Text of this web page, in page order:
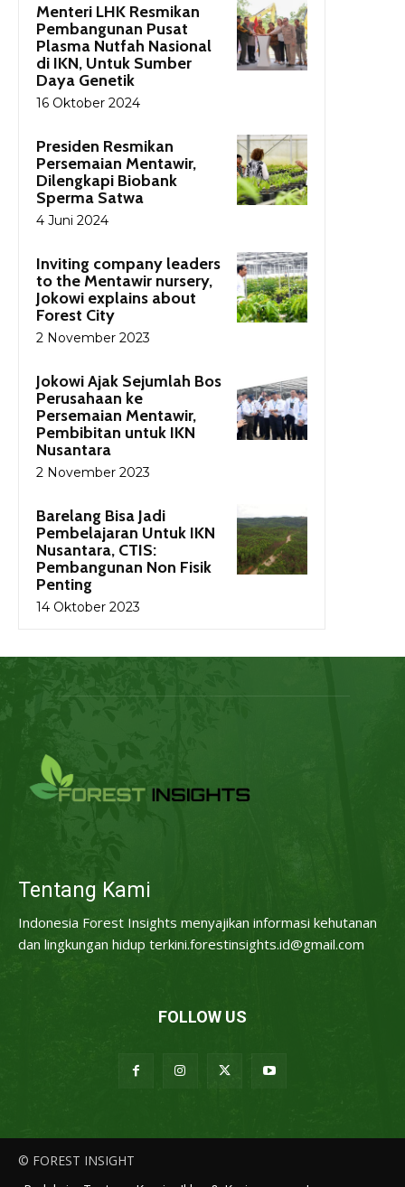
Menteri LHK Resmikan
Pembangunan Pusat
Plasma Nutfah Nasional
di IKN, Untuk Sumber
Daya Genetik
16 Oktober 2024
Presiden Resmikan
Persemaian Mentawir,
Dilengkapi Biobank
Sperma Satwa
4 Juni 2024
Inviting company leaders
to the Mentawir nursery,
Jokowi explains about
Forest City
2 November 2023
Jokowi Ajak Sejumlah Bos
Perusahaan ke
Persemaian Mentawir,
Pembibitan untuk IKN
Nusantara
2 November 2023
Barelang Bisa Jadi
Pembelajaran Untuk IKN
Nusantara, CTIS:
Pembangunan Non Fisik
Penting
14 Oktober 2023
Tentang Kami
Indonesia Forest Insights menyajikan informasi kehutanan
dan lingkungan hidup terkini.forestinsights.id@gmail.com
FOLLOW US
© FOREST INSIGHT